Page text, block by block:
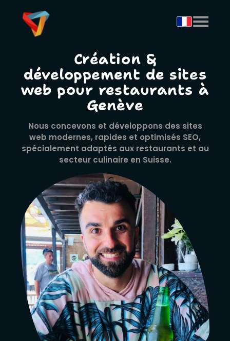
Création &
développement de sites
web pour restaurants à
Genève
Nous concevons et développons des sites
web modernes, rapides et optimisés SEO,
spécialement adaptés aux restaurants et au
secteur culinaire en Suisse.